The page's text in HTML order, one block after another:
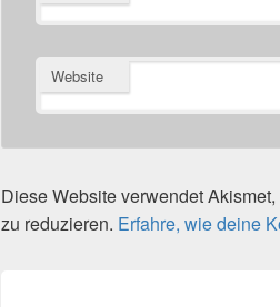
Website
Diese Website verwendet
zu reduzieren. Erfahre, wie deine